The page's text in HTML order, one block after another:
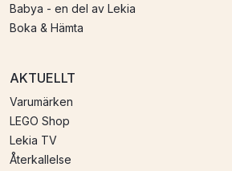
Babya - en del av Lekia
Boka & Hämta
AKTUELLT
Varumärken
LEGO Shop
Lekia TV
Återkallelse